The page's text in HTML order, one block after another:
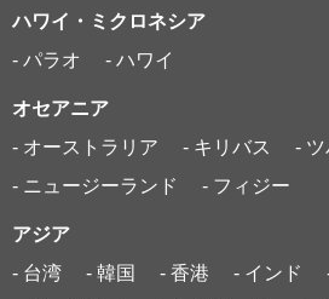
ハワイ・ミクロネシア
- パラオ
- ハワイ
オセアニア
- オーストラリア
- キリバス -
- ニュージーランド
- フィジー
アジア
- 台湾
- 韓国 - 香港 - インド